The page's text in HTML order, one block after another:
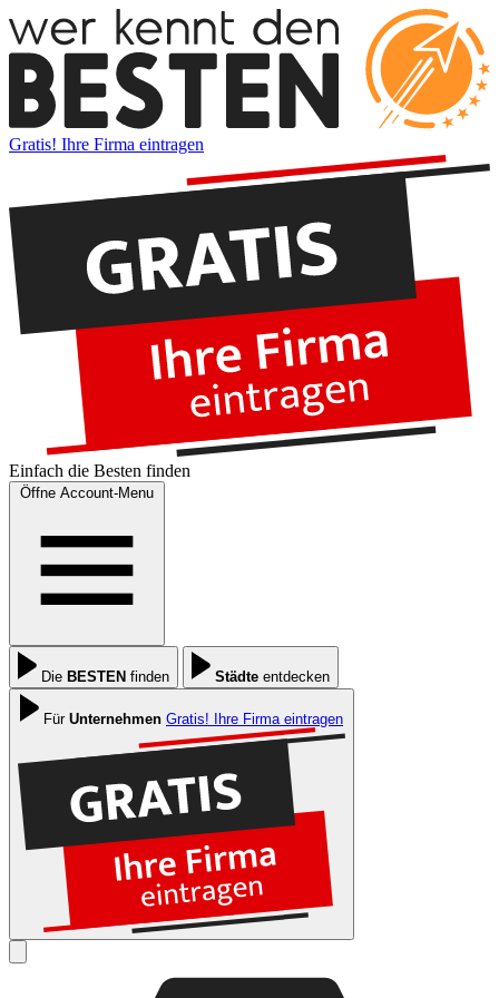
Gratis! Ihre Firma eintragen
Einfach die Besten finden
Öffne Account-Menu
Die BESTEN finden Städte entdecken
Für Unternehmen Gratis! Ihre Firma eintragen